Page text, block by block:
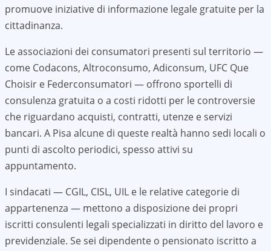
promuove iniziative di informazione legale gratuite per la
cittadinanza.
Le associazioni dei consumatori presenti sul territorio —
come Codacons, Altroconsumo, Adiconsum, UFC Que
Choisir e Federconsumatori — offrono sportelli di
consulenza gratuita o a costi ridotti per le controversie
che riguardano acquisti, contratti, utenze e servizi
bancari. A Pisa alcune di queste realtà hanno sedi locali o
punti di ascolto periodici, spesso attivi su
appuntamento.
I sindacati — CGIL, CISL, UIL e le relative categorie di
appartenenza — mettono a disposizione dei propri
iscritti consulenti legali specializzati in diritto del lavoro e
previdenziale. Se sei dipendente o pensionato iscritto a